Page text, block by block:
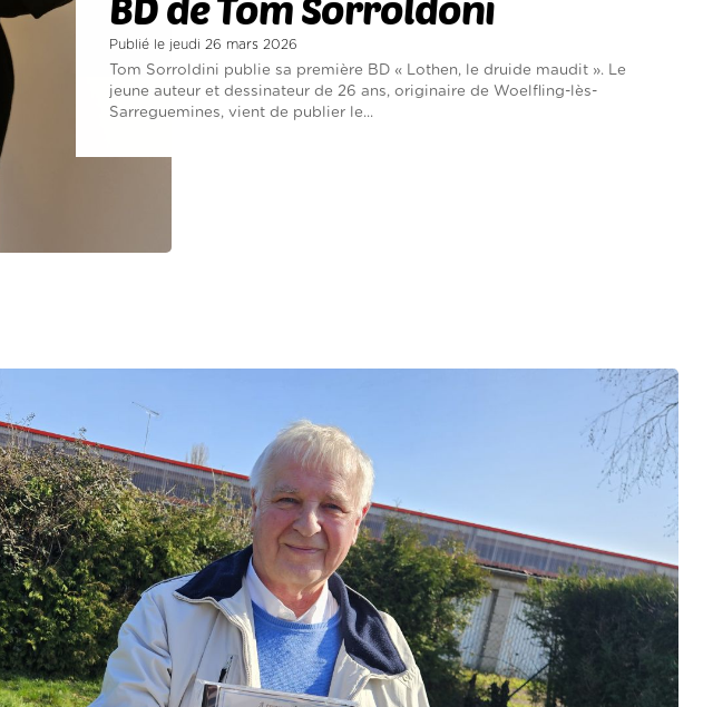
Publié le jeudi 26 mars 2026
Tom Sorroldini publie sa première BD « Lothen, le druide maudit ». Le
jeune auteur et dessinateur de 26 ans, originaire de Woelfling-lès-
Sarreguemines, vient de publier le...